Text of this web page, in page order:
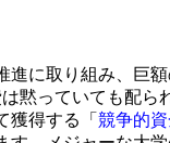
に取り組み、巨
黙っていても配
獲得する「 競争的資